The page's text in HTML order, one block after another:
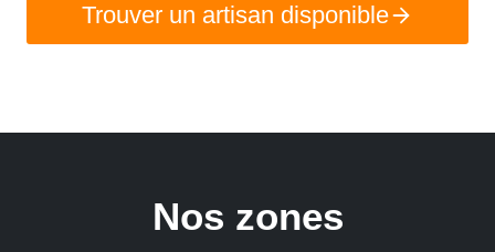
Trouver un artisan disponible
Nos zones